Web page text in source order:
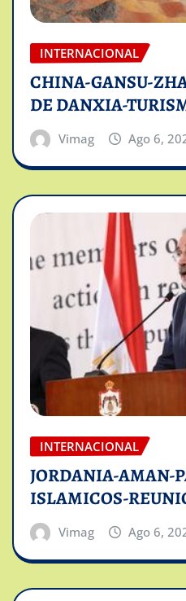
INTERNACIONAL
CHINA-GANSU-
DE DANXIA-
Vimag Ago 6,
INTERNACIONAL
JORDANIA-AMAN-
ISLAMICOS-
Vimag Ago 6,